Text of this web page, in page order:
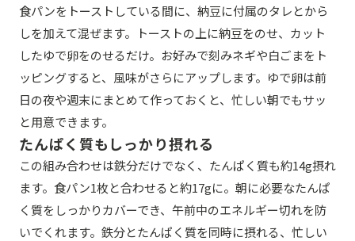
食パンをトーストしている間に、納豆に付属のタレとから
しを加えて混ぜます。トーストの上に納豆をのせ、カット
したゆで卵をのせるだけ。お好みで刻みネギや白ごまをト
ッピングすると、風味がさらにアップします。ゆで卵は前
日の夜や週末にまとめて作っておくと、忙しい朝でもサッ
と用意できます。
たんぱく質もしっかり摂れる
この組み合わせは鉄分だけでなく、たんぱく質も約14g摂れ
ます。食パン1枚と合わせると約17gに。朝に必要なたんぱ
く質をしっかりカバーでき、午前中のエネルギー切れを防
いでくれます。鉄分とたんぱく質を同時に摂れる、忙しい